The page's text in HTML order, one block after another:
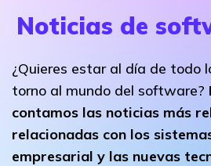
Noticias de
¿Quieres estar al día de todo
torno al mundo del software?
contamos las noticias más
relacionadas con los
empresarial y las nuevas